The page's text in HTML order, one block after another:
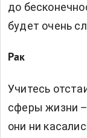
до
будет очень
Рак
Учитесь
сферы жизни
они ни